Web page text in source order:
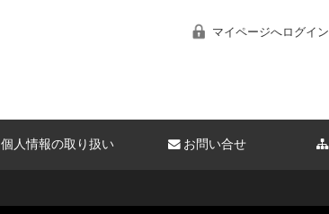
マイページへログイン
個人情報の取り扱い お問い合せ